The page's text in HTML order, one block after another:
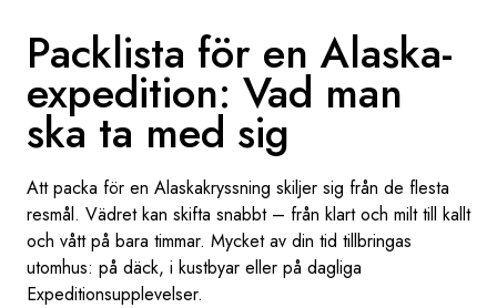
Norge
Packlista för en Alaska-
expedition: Vad man
ska ta med sig
Att packa för en Alaskakryssning skiljer sig från de flesta
resmål. Vädret kan skifta snabbt – från klart och milt till kallt
och vått på bara timmar. Mycket av din tid tillbringas
utomhus: på däck, i kustbyar eller på dagliga
Expeditionsupplevelser.